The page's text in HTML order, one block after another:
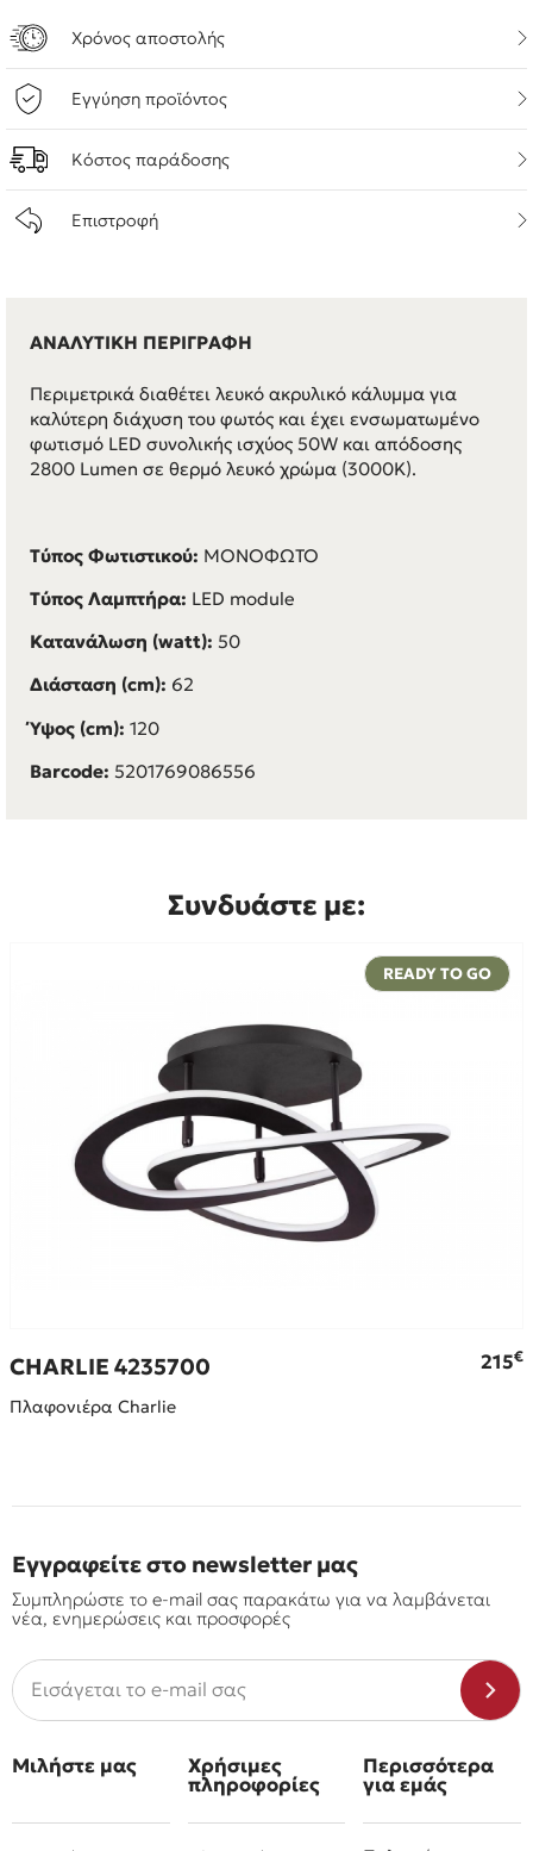
Χρόνος αποστολής
Εγγύηση προϊόντος
Κόστος παράδοσης
Επιστροφή
ΑΝΑΛΥΤΙΚΗ ΠΕΡΙΓΡΑΦΗ
Περιμετρικά διαθέτει λευκό ακρυλικό κάλυμμα για
καλύτερη διάχυση του φωτός και έχει ενσωματωμένο
φωτισμό LED συνολικής ισχύος 50W και απόδοσης
2800 Lumen σε θερμό λευκό χρώμα (3000K).
Τύπος Φωτιστικού: ΜΟΝΟΦΩΤΟ
Τύπος Λαμπτήρα: LED module
Κατανάλωση (watt): 50
Διάσταση (cm): 62
Ύψος (cm): 120
Barcode: 5201769086556
Συνδυάστε με:
READY TO GO
CHARLIE 4235700 215€
Πλαφονιέρα Charlie
Εγγραφείτε στο newsletter μας
Συμπληρώστε το e-mail σας παρακάτω για να λαμβάνεται
νέα, ενημερώσεις και προσφορές
Μιλήστε μας Χρήσιμες
πληροφορίες
Περισσότερα
για εμάς